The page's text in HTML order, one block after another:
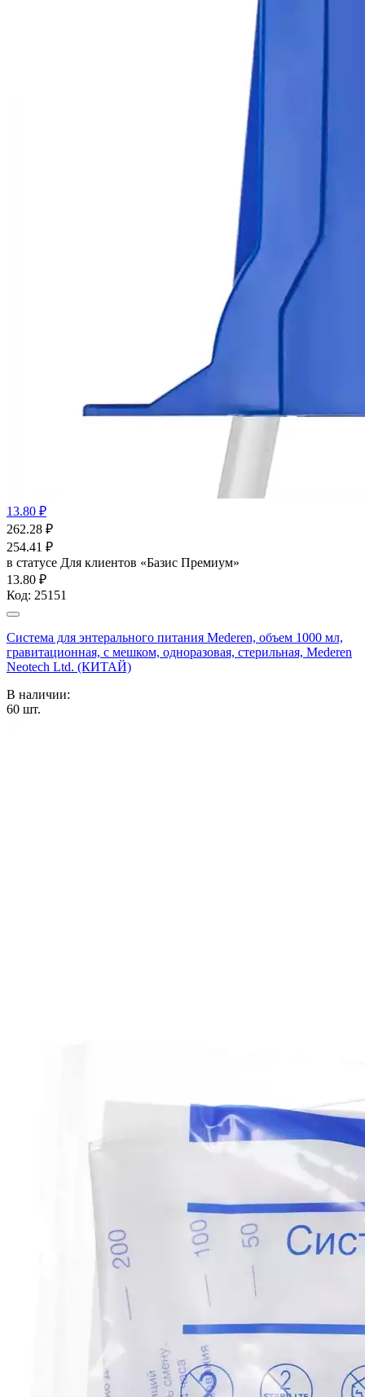
13.80 ₽
262.28 ₽
254.41 ₽
в статусе Для клиентов «Базис Премиум»
13.80 ₽
Код: 25151
Система для энтерального питания Mederen, объем 1000 мл,
гравитационная, с мешком, одноразовая, стерильная, Mederen
Neotech Ltd. (КИТАЙ)
В наличии:
60 шт.